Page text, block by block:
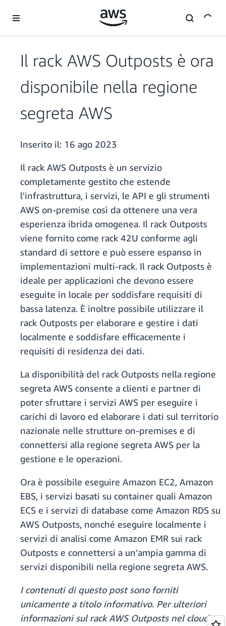
Il rack AWS Outposts è ora
disponibile nella regione
segreta AWS
Inserito il: 16 ago 2023
Il rack AWS Outposts è un servizio
completamente gestito che estende
l'infrastruttura, i servizi, le API e gli strumenti
AWS on-premise così da ottenere una vera
esperienza ibrida omogenea. Il rack Outposts
viene fornito come rack 42U conforme agli
standard di settore e può essere espanso in
implementazioni multi-rack. Il rack Outposts è
ideale per applicazioni che devono essere
eseguite in locale per soddisfare requisiti di
bassa latenza. È inoltre possibile utilizzare il
rack Outposts per elaborare e gestire i dati
localmente e soddisfare efficacemente i
requisiti di residenza dei dati.
La disponibilità del rack Outposts nella regione
segreta AWS consente a clienti e partner di
poter sfruttare i servizi AWS per eseguire i
carichi di lavoro ed elaborare i dati sul territorio
nazionale nelle strutture on-premises e di
connettersi alla regione segreta AWS per la
gestione e le operazioni.
Ora è possibile eseguire Amazon EC2, Amazon
EBS, i servizi basati su container quali Amazon
ECS e i servizi di database come Amazon RDS su
AWS Outposts, nonché eseguire localmente i
servizi di analisi come Amazon EMR sui rack
Outposts e connettersi a un'ampia gamma di
servizi disponibili nella regione segreta AWS.
I contenuti di questo post sono forniti
unicamente a titolo informativo. Per ulteriori
informazioni sul rack AWS Outposts nel cloud